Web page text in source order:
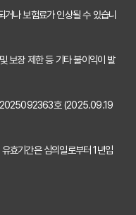
치아보험 비교사이트 활용법: 숨겨진 보장까지 꼼꼼하게 찾는 꿀팁
치아보험 비교사이트 활용법: 숨은 꿀팁 대방출! 보험료 절약 노하우
나 보험료가 인상될 수 있습니
보장 제한 등 기타 불이익이 발
2025092363호 (2025.09.19
효기간은 심의일로부터 1년입